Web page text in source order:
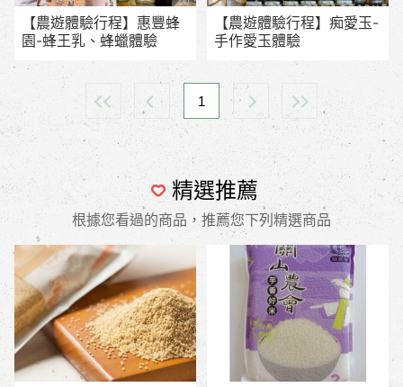
【農遊體驗行程】惠豐蜂
園-蜂王乳、蜂蠟體驗
【農遊體驗行程】痴愛玉-
手作愛玉體驗
1
精選推薦
根據您看過的商品，推薦您下列精選商品